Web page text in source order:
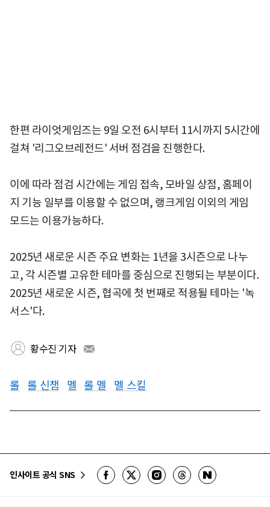
한편 라이엇게임즈는 9일 오전 6시부터 11시까지 5시간에
걸쳐 '리그오브레전드' 서버 점검을 진행한다.
이에 따라 점검 시간에는 게임 접속, 모바일 상점, 홈페이
지 기능 일부를 이용할 수 없으며, 랭크게임 이외의 게임
모드는 이용가능하다.
2025년 새로운 시즌 주요 변화는 1년을 3시즌으로 나누
고, 각 시즌별 고유한 테마를 중심으로 진행되는 부분이다.
2025년 새로운 시즌, 협곡에 첫 번째로 적용될 테마는 '녹
서스'다.
황수진 기자
롤 롤 신챔 멜 롤 멜 멜 스킬
인사이트 공식 SNS